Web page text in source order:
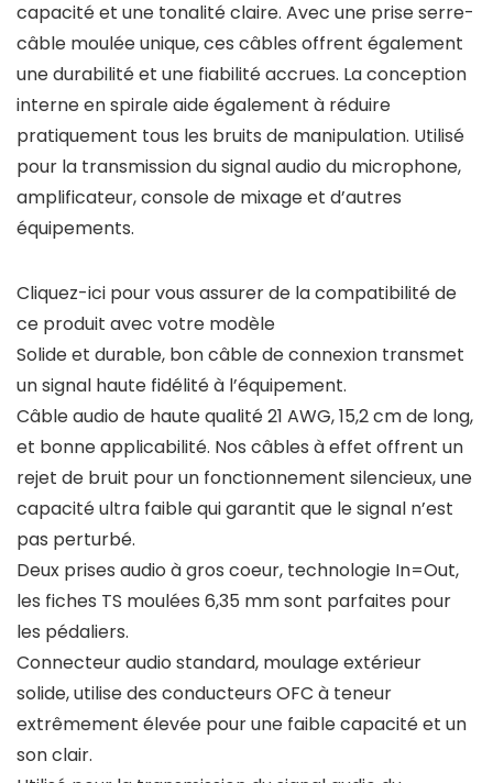
capacité et une tonalité claire. Avec une prise serre-
câble moulée unique, ces câbles offrent également
une durabilité et une fiabilité accrues. La conception
interne en spirale aide également à réduire
pratiquement tous les bruits de manipulation. Utilisé
pour la transmission du signal audio du microphone,
amplificateur, console de mixage et d’autres
équipements.
Cliquez-ici pour vous assurer de la compatibilité de
ce produit avec votre modèle
Solide et durable, bon câble de connexion transmet
un signal haute fidélité à l’équipement.
Câble audio de haute qualité 21 AWG, 15,2 cm de long,
et bonne applicabilité. Nos câbles à effet offrent un
rejet de bruit pour un fonctionnement silencieux, une
capacité ultra faible qui garantit que le signal n’est
pas perturbé.
Deux prises audio à gros coeur, technologie In=Out,
les fiches TS moulées 6,35 mm sont parfaites pour
les pédaliers.
Connecteur audio standard, moulage extérieur
solide, utilise des conducteurs OFC à teneur
extrêmement élevée pour une faible capacité et un
son clair.